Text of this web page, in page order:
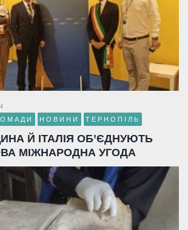
НОВИНИ ТЕРНОПІЛЬ
Й ІТАЛІЯ ОБ’ЄДНУЮТЬ
МІЖНАРОДНА УГОДА